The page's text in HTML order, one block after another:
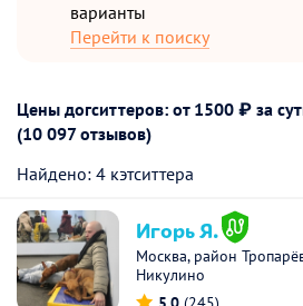
варианты
Перейти к поиску
Цены догситтеров: от 1500 ₽ за
(10 097 отзывов)
Найдено: 4 кэтситтера
Игорь Я.
Москва, район
Никулино